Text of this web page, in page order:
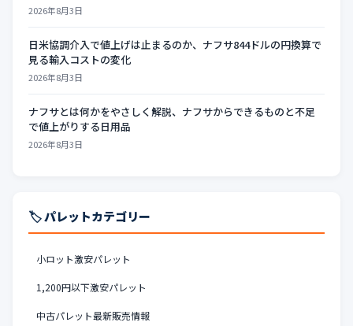
2026年8月3日
日米協調介入で値上げは止まるのか、ナフサ844ドルの円換算で
見る輸入コストの変化
2026年8月3日
ナフサとは何かをやさしく解説、ナフサからできるものと不足
で値上がりする日用品
2026年8月3日
🏷️ パレットカテゴリー
小ロット激安パレット
1,200円以下激安パレット
中古パレット最新販売情報